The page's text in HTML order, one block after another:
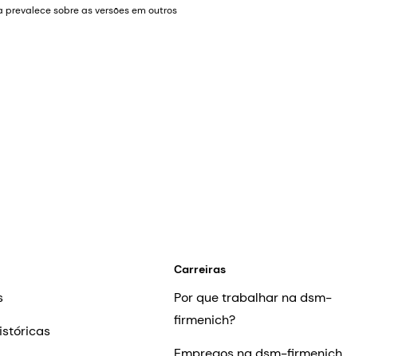
sobre as versões em outros
Carreiras
Por que trabalhar na dsm-
firmenich?